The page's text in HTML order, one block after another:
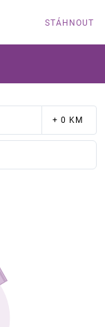
STÁHNOUT
+ 0 KM